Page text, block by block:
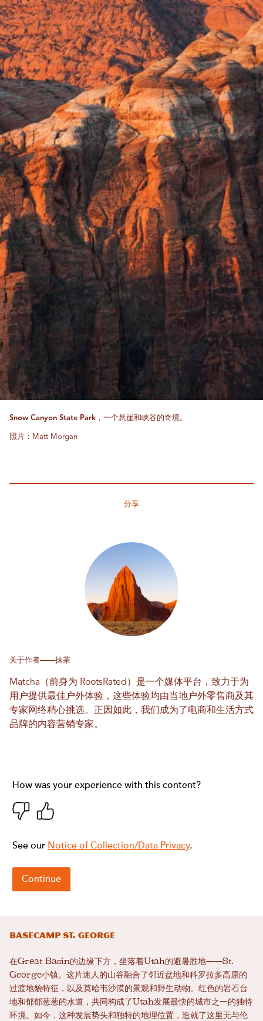
Snow Canyon State Park，一个悬崖和峡谷的奇境。
照片：Matt Morgan
分享
关于作者——抹茶
Matcha（前身为 RootsRated）是一个媒体平台，致力于为
用户提供最佳户外体验，这些体验均由当地户外零售商及其
专家网络精心挑选。正因如此，我们成为了电商和生活方式
品牌的内容营销专家。
Basecamp St. George
在Great Basin的边缘下方，坐落着Utah的避暑胜地——St.
George小镇。这片迷人的山谷融合了邻近盆地和科罗拉多高原的
过渡地貌特征，以及莫哈韦沙漠的景观和野生动物。红色的岩石台
地和郁郁葱葱的水道，共同构成了Utah发展最快的城市之一的独特
环境。如今，这种发展势头和独特的地理位置，造就了这里无与伦